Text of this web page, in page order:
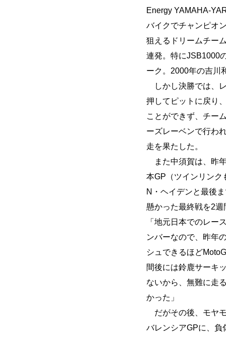
Energy YAMAHA-
バイクでチャンピオ
狙えるドリームチー
連発。特にJSB1000
ーク。2000年の吉川
しかし決勝では、
押してピットに戻り
ことができず、チー
ーズレーベンで行わ
走を果たした。
また中須賀は、昨
本GP（ツインリンク
N・ヘイデンと最後
懸かった最終戦を2
「地元日本でのレー
ンバーなので、昨年
シュできるほど
間後には鈴鹿サーキ
ないから、無難に走
かった」
だがその後、モヤ
バレンシアGPに、負